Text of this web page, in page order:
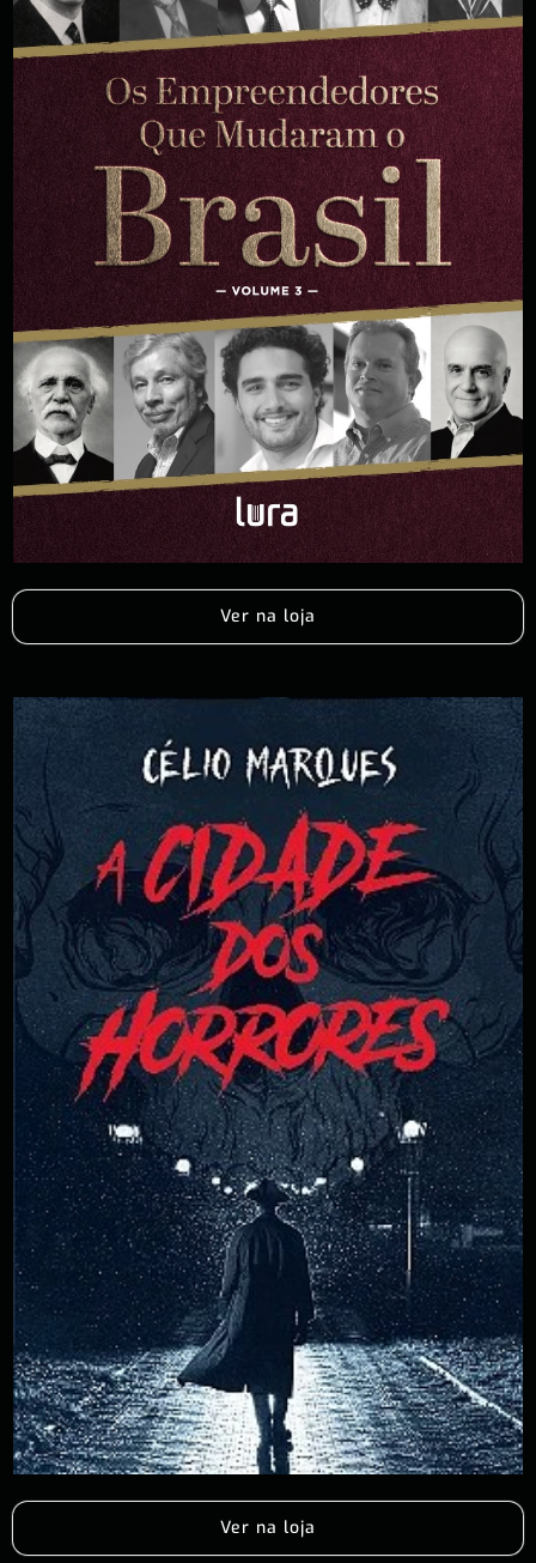
Ver na loja
Ver na loja